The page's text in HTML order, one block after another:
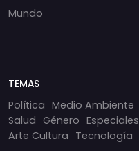
Mundo
TEMAS
Política Medio Ambiente
Salud Género Especiales
Arte Cultura Tecnología